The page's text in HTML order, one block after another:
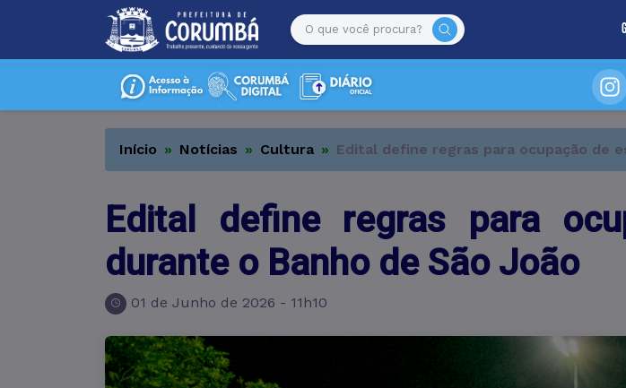
Início Notícias Cultura Edital define regras para ocupação de
Edital define regras para
durante o Banho de São João
01 de Junho de 2026 - 11h10